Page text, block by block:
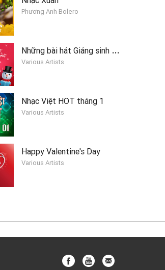
Phương Anh Bolero
N
hững bài hát Giáng sinh hay nhất 2019
Various Artists
Nhạc Việt HOT tháng 1
Various Artists
Happy Valentine's Day
Various Artists